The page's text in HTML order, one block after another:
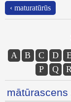
‹ maturatūrūs
A B C D E
P
Q R
mātūrascens